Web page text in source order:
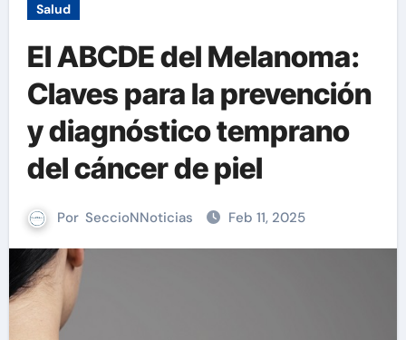
Salud
El ABCDE del Melanoma:
Claves para la prevención
y diagnóstico temprano
del cáncer de piel
Por SeccioNNoticias Feb 11, 2025